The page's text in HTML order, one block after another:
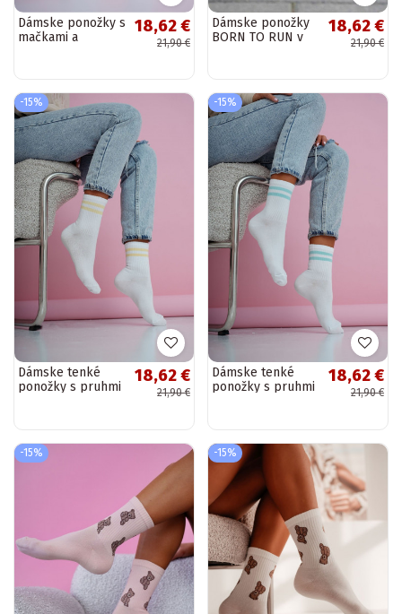
Dámske ponožky s
mačkami a
18,62 €
21,90 €
Dámske ponožky
BORN TO RUN v
18,62 €
21,90 €
-15%
Dámske tenké
ponožky s pruhmi
18,62 €
21,90 €
-15%
Dámske tenké
ponožky s pruhmi
18,62 €
21,90 €
-15% -15%